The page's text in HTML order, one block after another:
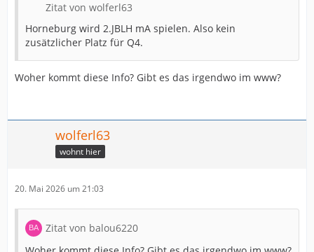
Zitat von wolferl63
Horneburg wird 2.JBLH mA spielen. Also kein
zusätzlicher Platz für Q4.
Woher kommt diese Info? Gibt es das irgendwo im www?
wolferl63
wohnt hier
20. Mai 2026 um 21:03
Zitat von balou6220